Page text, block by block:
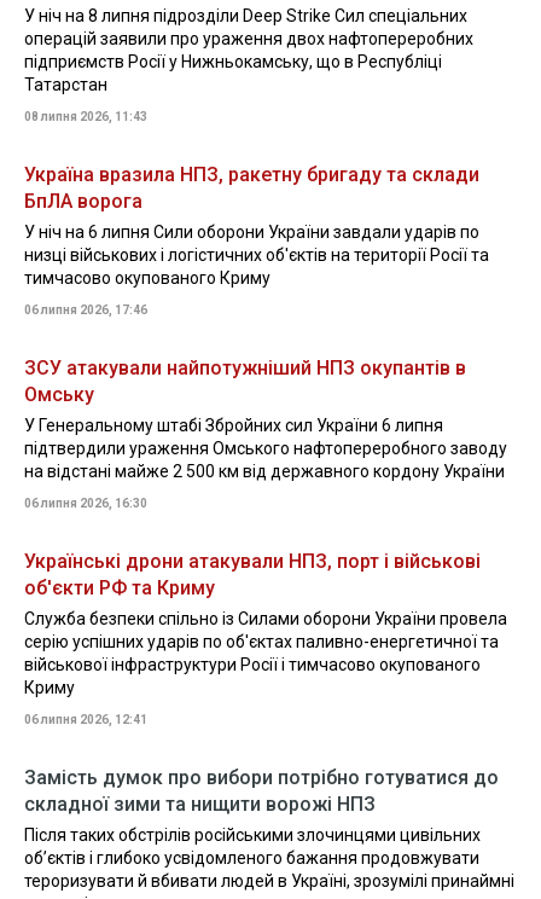
У ніч на 8 липня підрозділи Deep Strike Сил спеціальних
операцій заявили про ураження двох нафтопереробних
підприємств Росії у Нижньокамську, що в Республіці
Татарстан
08 липня 2026, 11:43
Україна вразила НПЗ, ракетну бригаду та склади
БпЛА ворога
У ніч на 6 липня Сили оборони України завдали ударів по
низці військових і логістичних об'єктів на території Росії та
тимчасово окупованого Криму
06 липня 2026, 17:46
ЗСУ атакували найпотужніший НПЗ окупантів в
Омську
У Генеральному штабі Збройних сил України 6 липня
підтвердили ураження Омського нафтопереробного заводу
на відстані майже 2 500 км від державного кордону України
06 липня 2026, 16:30
Українські дрони атакували НПЗ, порт і військові
об'єкти РФ та Криму
Служба безпеки спільно із Силами оборони України провела
серію успішних ударів по об'єктах паливно-енергетичної та
військової інфраструктури Росії і тимчасово окупованого
Криму
06 липня 2026, 12:41
Замість думок про вибори потрібно готуватися до
складної зими та нищити ворожі НПЗ
Після таких обстрілів російськими злочинцями цивільних
обʼєктів і глибоко усвідомленого бажання продовжувати
тероризувати й вбивати людей в Україні, зрозумілі принаймні